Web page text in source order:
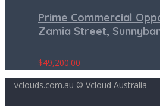
Prime Commercial
Zamia Street,
$49,200.00
vclouds.com.au © Vcloud Australia